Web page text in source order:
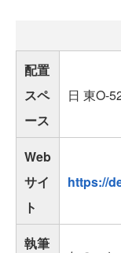
配置
スペ
ース
日 東O-
Web
サイ
ト
https://
執筆